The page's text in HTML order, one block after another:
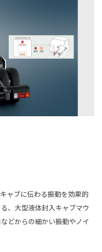
ャブに伝わる振動を効果的
、大型液体封入キャブマウ
どからの細かい振動やノイ